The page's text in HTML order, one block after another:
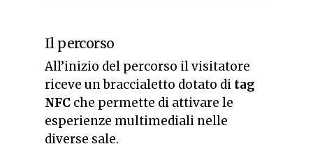
Il percorso
All’inizio del percorso il visitatore
riceve un braccialetto dotato di tag
NFC che permette di attivare le
esperienze multimediali nelle
diverse sale.